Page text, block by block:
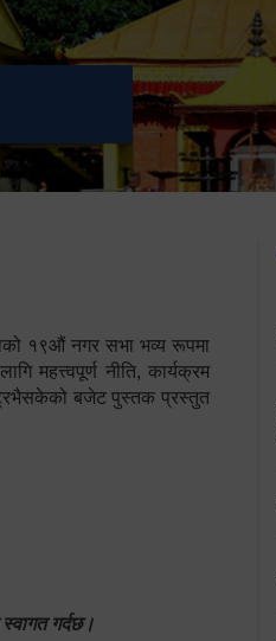
१९औं नगर सभा भव्य रूपमा
महत्त्वपूर्ण नीति, कार्यक्रम
बजेट पुस्तक प्रस्तुत
गर्दछ।